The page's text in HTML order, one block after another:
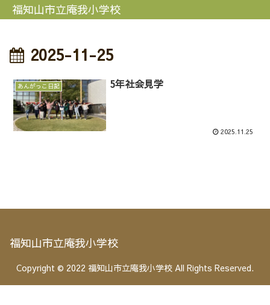
福知山市立庵我小学校
2025-11-25
あんがっこ日記 5年社会見学
2025.11.25
福知山市立庵我小学校
Copyright © 2022 福知山市立庵我小学校 All Rights Reserved.